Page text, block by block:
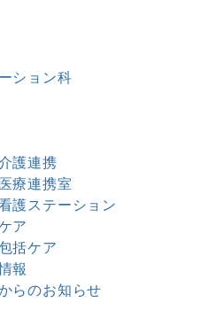
ション科
護連携
療連携室
護ステーション
ア
括ケア
報
らのお知らせ